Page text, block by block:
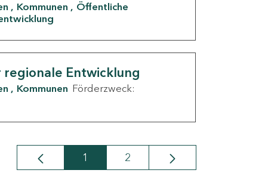
Kommunen
Öffentliche
Entwicklung
Kommunen Förderzweck:
Seite
1 Seite
2